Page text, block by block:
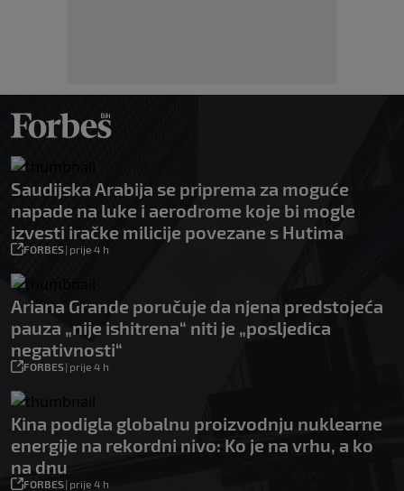
Saudijska Arabija se priprema za moguće
napade na luke i aerodrome koje bi mogle
izvesti iračke milicije povezane s Hutima
FORBES| prije 4 h
Ariana Grande poručuje da njena predstojeća
pauza „nije ishitrena“ niti je „posljedica
negativnosti“
FORBES| prije 4 h
Kina podigla globalnu proizvodnju nuklearne
energije na rekordni nivo: Ko je na vrhu, a ko
na dnu
FORBES| prije 4 h